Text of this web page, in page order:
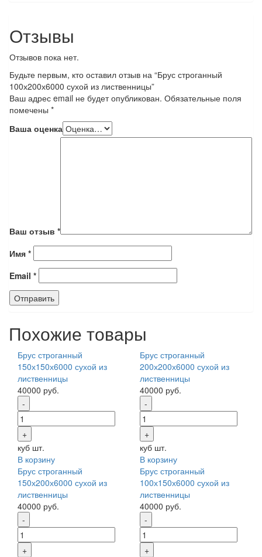
Отзывы
Отзывов пока нет.
Будьте первым, кто оставил отзыв на “Брус строганный
100х200х6000 сухой из лиственницы”
Ваш адрес email не будет опубликован. Обязательные поля
помечены *
Ваша оценка
Ваш отзыв *
Имя *
Email *
Похожие товары
Брус строганный
150х150х6000 сухой из
лиственницы
40000 руб.
куб шт.
В корзину
Брус строганный
200х200х6000 сухой из
лиственницы
40000 руб.
куб шт.
В корзину
Брус строганный
150х200х6000 сухой из
лиственницы
40000 руб.
Брус строганный
100х150х6000 сухой из
лиственницы
40000 руб.